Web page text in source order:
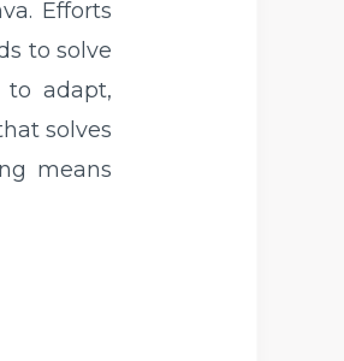
Efforts
to solve
to adapt,
solves
means